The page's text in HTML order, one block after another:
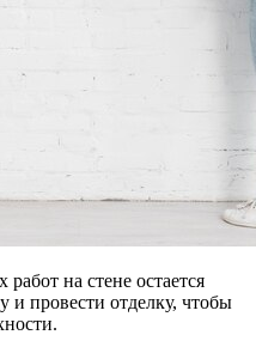
на стене остается
провести отделку, чтобы